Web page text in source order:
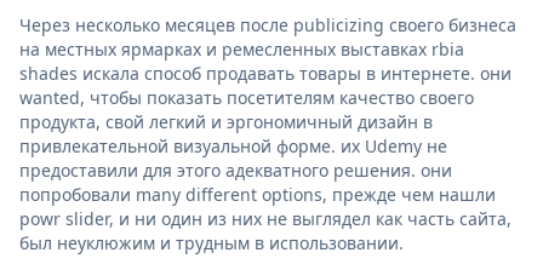
Через несколько месяцев после publicizing своего бизнеса
на местных ярмарках и ремесленных выставках rbia
shades искала способ продавать товары в интернете. они
wanted, чтобы показать посетителям качество своего
продукта, свой легкий и эргономичный дизайн в
привлекательной визуальной форме. их Udemy не
предоставили для этого адекватного решения. они
попробовали many different options, прежде чем нашли
powr slider, и ни один из них не выглядел как часть сайта,
был неуклюжим и трудным в использовании.